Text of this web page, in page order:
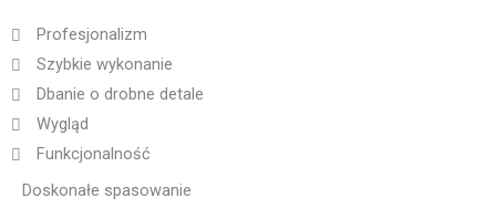
Profesjonalizm
Szybkie wykonanie
Dbanie o drobne detale
Wygląd
Funkcjonalność
Doskonałe spasowanie